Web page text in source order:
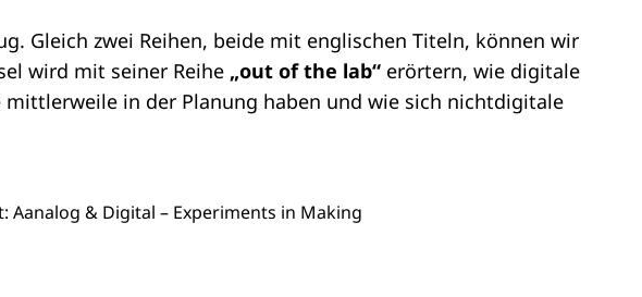
Gleich zwei Reihen, beide mit englischen Titeln, können wir
wird mit seiner Reihe „out of the lab“ erörtern, wie digitale
in der Planung haben und wie sich nichtdigitale
& Digital – ­Experiments in Making